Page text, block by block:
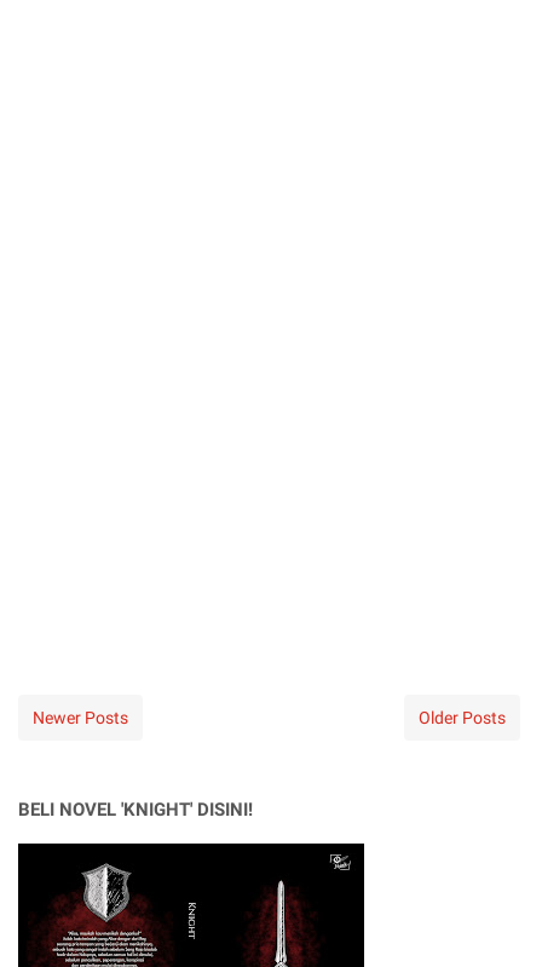
Newer Posts Older Posts
BELI NOVEL 'KNIGHT' DISINI!